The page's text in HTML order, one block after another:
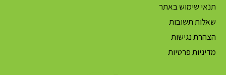
תנאי שימוש באתר
שאלות תשובות
הצהרת נגישות
מדיניות פרטיות